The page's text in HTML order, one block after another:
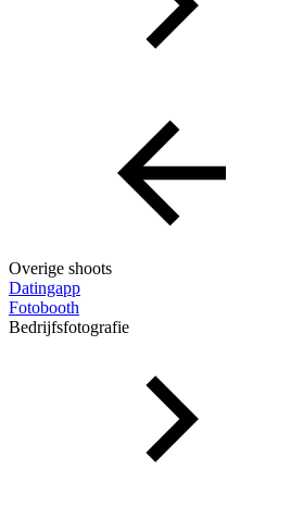
Overige shoots
Datingapp
Fotobooth
Bedrijfsfotografie